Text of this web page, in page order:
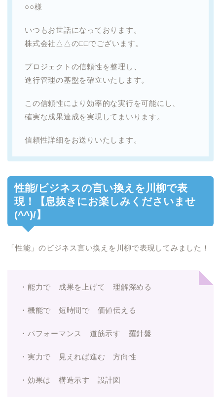
○○様
いつもお世話になっております。
株式会社△△の□□でございます。
プロジェクトの信頼性を整理し、
進行管理の基盤を確立いたします。
この信頼性により効率的な実行を可能にし、
確実な成果達成を実現してまいります。
信頼性詳細をお送りいたします。
性能/ビジネスの言い換えを川柳で表
現！【息抜きにお楽しみくださいませ
(^^)/】
「性能」のビジネス言い換えを川柳で表現してみました！
・能力で 成果を上げて 理解深める
・機能で 短時間で 価値伝える
・パフォーマンス 道筋示す 羅針盤
・実力で 見えれば進む 方向性
・効果は 構造示す 設計図